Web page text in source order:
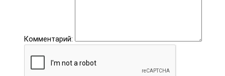
Комментарий: